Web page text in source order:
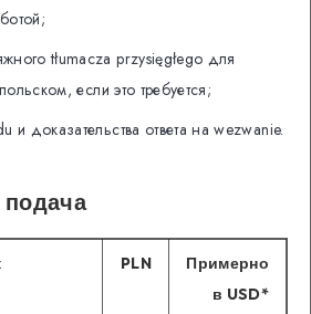
tłumacza przysięgłego для
если это требуется;
и доказательства ответа на wezwanie.
подача
PLN
Примерно
в USD*